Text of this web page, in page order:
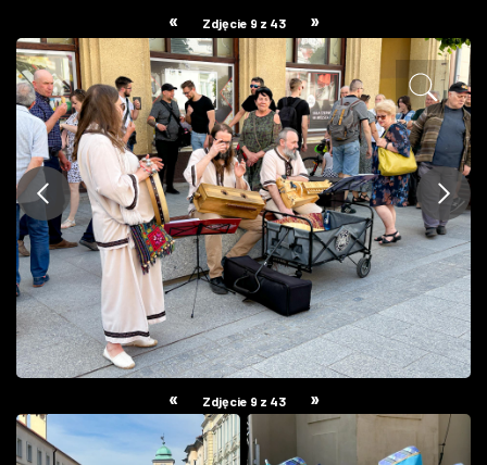
ZDJĘCIA
W RZESZOWIE
« Zdjęcie 9 z 43 »
« Zdjęcie 9 z 43 »